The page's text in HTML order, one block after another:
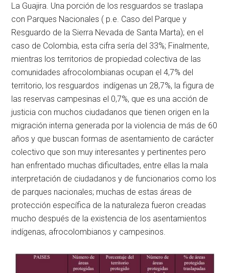
La Guajira. Una porción de los resguardos se traslapa
con Parques Nacionales ( p.e. Caso del Parque y
Resguardo de la Sierra Nevada de Santa Marta); en el
caso de Colombia, esta cifra sería del 33%; Finalmente,
mientras los territorios de propiedad colectiva de las
comunidades afrocolombianas ocupan el 4,7% del
territorio, los resguardos indígenas un 28,7%, la figura de
las reservas campesinas el 0,7%, que es una acción de
justicia con muchos ciudadanos que tienen origen en la
migración interna generada por la violencia de más de 60
años y que buscan formas de asentamiento de carácter
colectivo que son muy interesantes y pertinentes pero
han enfrentado muchas dificultades, entre ellas la mala
interpretación de ciudadanos y de funcionarios como los
de parques nacionales; muchas de estas áreas de
protección específica de la naturaleza fueron creadas
mucho después de la existencia de los asentamientos
indígenas, afrocolombianos y campesinos.